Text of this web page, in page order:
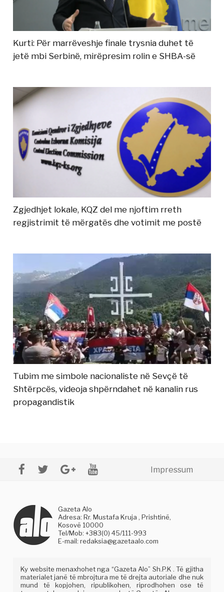
Kurti: Për marrëveshje finale trysnia duhet të
jetë mbi Serbinë, mirëpresim rolin e SHBA-së
Zgjedhjet lokale, KQZ del me njoftim rreth
regjistrimit të mërgatës dhe votimit me postë
Tubim me simbole nacionaliste në Sevçë të
Shtërpcës, videoja shpërndahet në kanalin rus
propagandistik
Impressum
Gazeta Alo
Adresa: Rr. Mustafa Kruja , Prishtinë,
Kosovë 10000
Tel/Mob: +383(0) 45/111-993
E-mail:redaksia@gazetaalo.com
Ky website menaxhohet nga “Gazeta Alo” Sh.P.K . Të gjitha
materialet janë të mbrojtura me të drejta autoriale dhe nuk
mund të kopjohen, ripublikohen, riprodhohen ose të